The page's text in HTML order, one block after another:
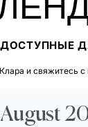
ДОСТУПНЫЕ
и свяжитесь
August